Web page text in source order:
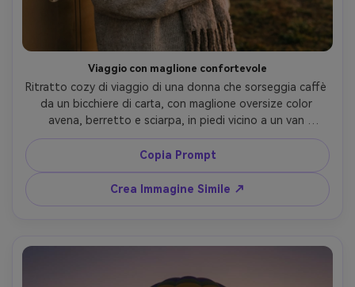
Viaggio con maglione confortevole
Ritratto cozy di viaggio di una donna che sorseggia caffè
da un bicchiere di carta, con maglione oversize color
avena, berretto e sciarpa, in piedi vicino a un van
parcheggiato accanto a un campo di mongolfiere all’alba,
nebbia e cielo pastello, scattata con Canon EOS R6,
85mm f/1.4, profondità di campo ridotta, toni caldi,
fotografia lifestyle fotorealistica --ar 4:5
Copia Prompt
Crea Immagine Simile ↗